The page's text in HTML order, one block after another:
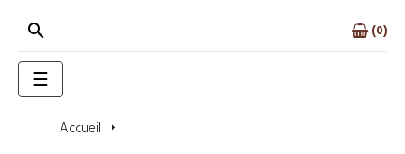
 0
Basculer
la
navigation
☰
Accueil